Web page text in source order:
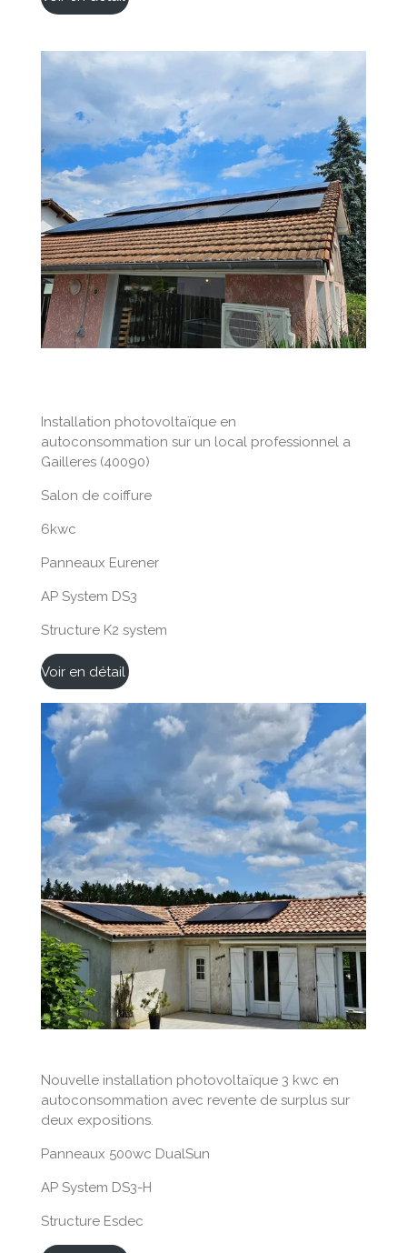
Installation photovoltaïque en
autoconsommation sur un local professionnel a
Gailleres (40090)
Salon de coiffure
6kwc
Panneaux Eurener
AP System DS3
Structure K2 system
Voir en détail
Nouvelle installation photovoltaïque 3 kwc en
autoconsommation avec revente de surplus sur
deux expositions.
Panneaux 500wc DualSun
AP System DS3-H
Structure Esdec